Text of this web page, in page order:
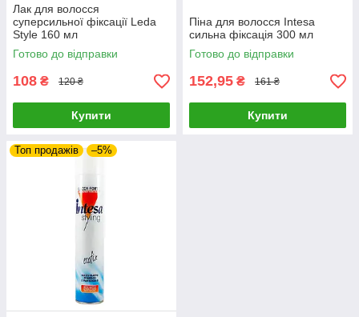
Лак для волосся
суперсильної фіксації Leda
Style 160 мл
Готово до відправки
108 ₴ 120 ₴
Купити
Піна для волосся Intesa
сильна фіксація 300 мл
Готово до відправки
152,95 ₴ 161 ₴
Купити
Топ продажів –5%